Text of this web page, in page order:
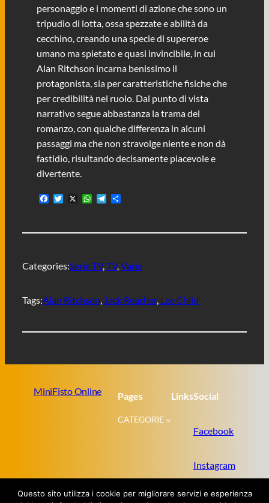
personaggio e i momenti di azione che sono un
tripudio di lotta, ossa spezzate e abilità da
cecchino, creando una specie di supereroe
umano ma spietato e quasi invincibile, in cui
Alan Ritchson incarna benissimo il
protagonista, sia per caratteristiche fisiche che
per credibilità nel ruolo. Dal punto di vista
narrativo segue abbastanza la trama del
romanzo, con qualche differenza in alcuni
passaggi ma che non stravolge niente e non dà
fastidio, risultando decisamente piacevole e
divertente.
F
b
k
T
t
W
s
p
T
g
m
C
i
d
Categories:Serie TV, TV, Varie
Tags:Alan Ritchson, Jack Reacher, Lee Child
MiniFisto Online Pages
CATEGORIE
LinksSocial
Facebook
Instagram
Twitter
Questo sito utilizza i cookie per migliorare servizi e esperienza